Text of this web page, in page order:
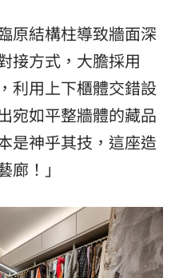
原結構柱導致牆面深
接方式，大膽採用
利用上下櫃體交錯設
宛如平整牆體的藏品
是神乎其技，這座造
！」